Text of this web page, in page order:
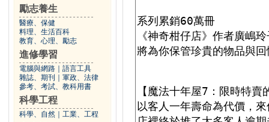
勵志養生
醫療、保健
料理、生活百科
教育、心理、勵志
進修學習
電腦與網路
語言工具
雜誌、期刊
軍政、法律
參考、考試、教科用書
科學工程
科學、自然 工業、工程